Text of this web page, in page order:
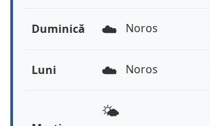
Duminică ☁️ Noros
Luni ☁️ Noros
🌤️